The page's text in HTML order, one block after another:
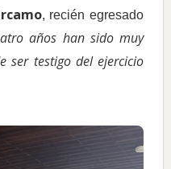
, recién egresado
años han sido muy
ser testigo del ejercicio